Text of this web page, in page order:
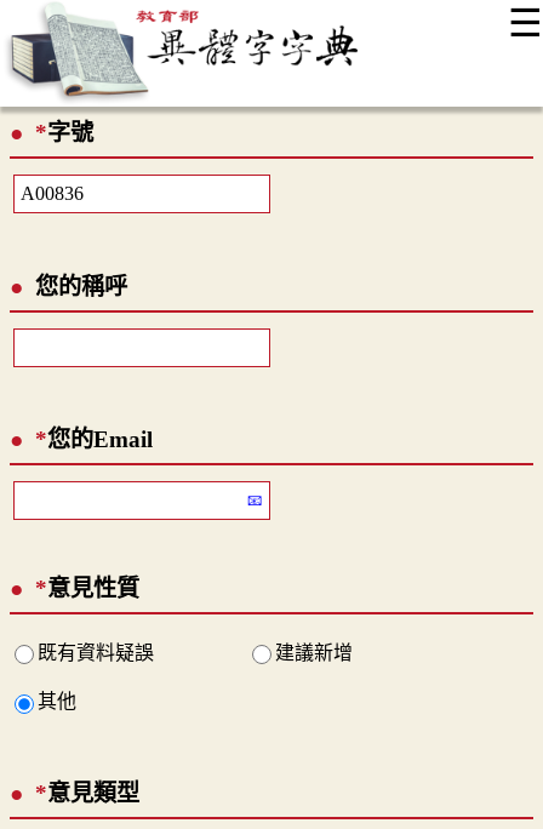
☰
最新消息
*字號
您的稱呼
*您的Email
*意見性質
既有資料疑誤 建議新增
其他
*意見類型